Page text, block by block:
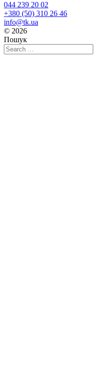
044 239 20 02
+380 (50) 310 26 46
info@tk.ua
© 2026
Пошук